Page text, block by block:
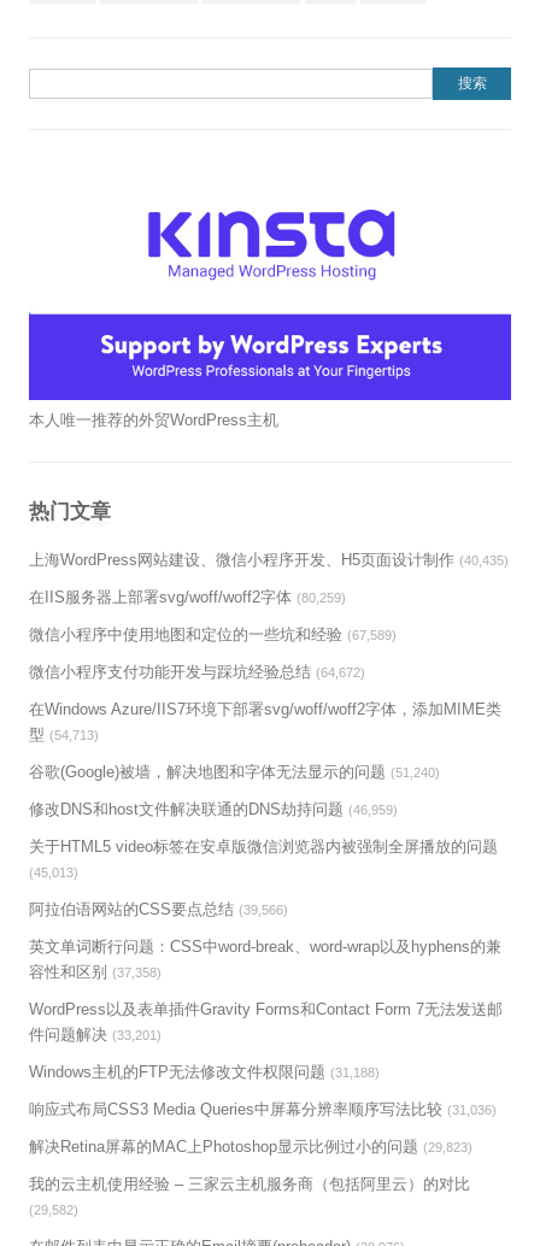
本人唯一推荐的外贸WordPress主机
热门文章
上海WordPress网站建设、微信小程序开发、H5页面设计制作 (40,435)
在IIS服务器上部署svg/woff/woff2字体 (80,259)
微信小程序中使用地图和定位的一些坑和经验 (67,589)
微信小程序支付功能开发与踩坑经验总结 (64,672)
在Windows Azure/IIS7环境下部署svg/woff/woff2字体，添加MIME类
型 (54,713)
谷歌(Google)被墙，解决地图和字体无法显示的问题 (51,240)
修改DNS和host文件解决联通的DNS劫持问题 (46,959)
关于HTML5 video标签在安卓版微信浏览器内被强制全屏播放的问题
(45,013)
阿拉伯语网站的CSS要点总结 (39,566)
英文单词断行问题：CSS中word-break、word-wrap以及hyphens的兼
容性和区别
(37,358)
WordPress以及表单插件Gravity Forms和Contact Form 7无法发送邮
件问题解决 (33,201)
Windows主机的FTP无法修改文件权限问题 (31,188)
响应式布局CSS3 Media Queries中屏幕分辨率顺序写法比较 (31,036)
解决Retina屏幕的MAC上Photoshop显示比例过小的问题 (29,823)
我的云主机使用经验 – 三家云主机服务商（包括阿里云）的对比
(29,582)